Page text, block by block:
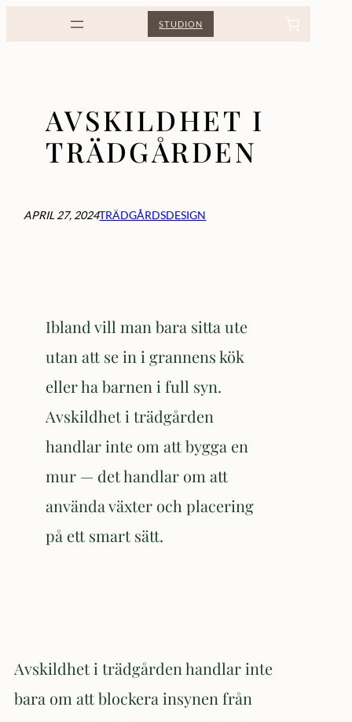
STUDION
AVSKILDHET I
TRÄDGÅRDEN
APRIL 27, 2024TRÄDGÅRDSDESIGN
Ibland vill man bara sitta ute
utan att se in i grannens kök
eller ha barnen i full syn.
Avskildhet i trädgården
handlar inte om att bygga en
mur — det handlar om att
använda växter och placering
på ett smart sätt.
Avskildhet i trädgården handlar inte
bara om att blockera insynen från